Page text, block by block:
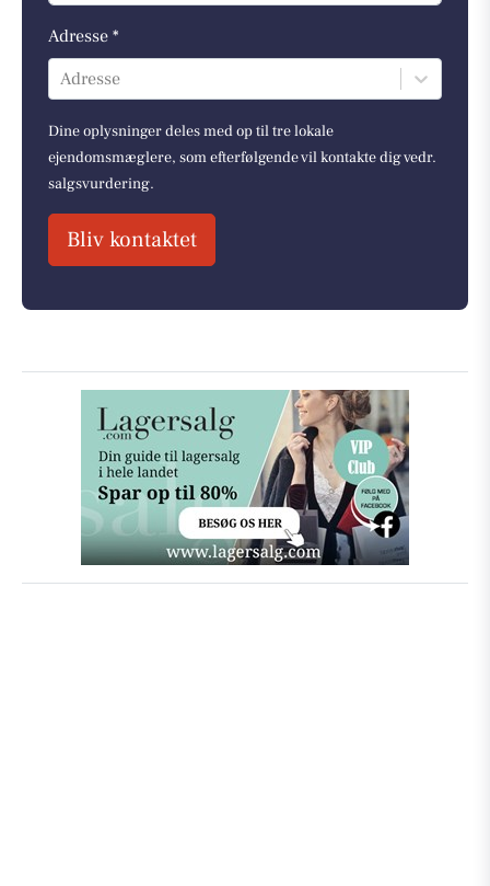
Adresse *
Adresse
Dine oplysninger deles med op til tre lokale
ejendomsmæglere, som efterfølgende vil kontakte dig vedr.
salgsvurdering.
Bliv kontaktet